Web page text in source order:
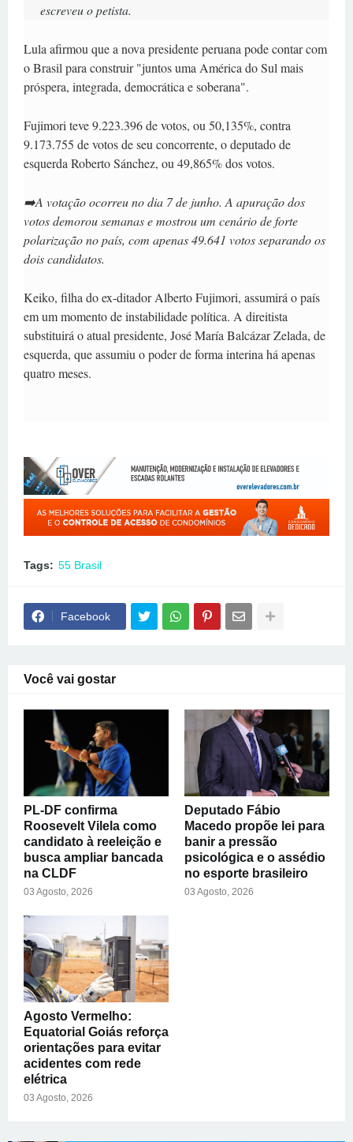
escreveu o petista.
Lula afirmou que a nova presidente peruana pode contar com
o Brasil para construir "juntos uma América do Sul mais
próspera, integrada, democrática e soberana".
Fujimori teve 9.223.396 de votos, ou 50,135%, contra
9.173.755 de votos de seu concorrente, o deputado de
esquerda Roberto Sánchez, ou 49,865% dos votos.
➡️A votação ocorreu no dia 7 de junho. A apuração dos
votos demorou semanas e mostrou um cenário de forte
polarização no país, com apenas 49.641 votos separando os
dois candidatos.
Keiko, filha do ex-ditador Alberto Fujimori, assumirá o país
em um momento de instabilidade política. A direitista
substituirá o atual presidente, José María Balcázar Zelada, de
esquerda, que assumiu o poder de forma interina há apenas
quatro meses.
Tags: 55 Brasil
Facebook
Você vai gostar
PL-DF confirma
Roosevelt Vilela como
candidato à reeleição e
busca ampliar bancada
na CLDF
03 Agosto, 2026
Deputado Fábio
Macedo propõe lei para
banir a pressão
psicológica e o assédio
no esporte brasileiro
03 Agosto, 2026
Agosto Vermelho:
Equatorial Goiás reforça
orientações para evitar
acidentes com rede
elétrica
03 Agosto, 2026